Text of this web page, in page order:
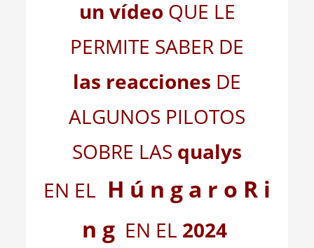
un vídeo QUE LE
PERMITE SABER DE
las reacciones DE
ALGUNOS PILOTOS
SOBRE LAS qualys
EN EL H ú n g a r o R i
n g EN EL 2024